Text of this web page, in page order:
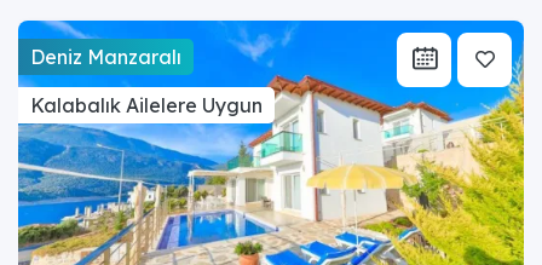
Deniz Manzaralı
Kalabalık Ailelere Uygun